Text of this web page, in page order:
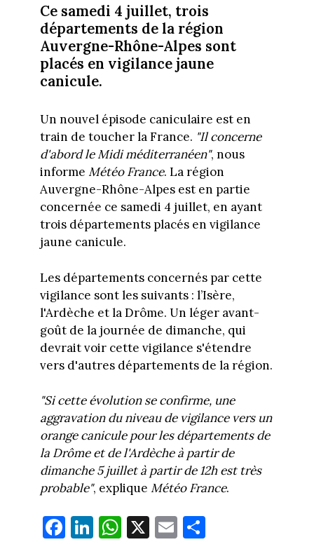
Ce samedi 4 juillet, trois
départements de la région
Auvergne-Rhône-Alpes sont
placés en vigilance jaune
canicule.
Un nouvel épisode caniculaire est en
train de toucher la France. "Il concerne
d'abord le Midi méditerranéen", nous
informe Météo France. La région
Auvergne-Rhône-Alpes est en partie
concernée ce samedi 4 juillet, en ayant
trois départements placés en vigilance
jaune canicule.
Les départements concernés par cette
vigilance sont les suivants : l’Isère,
l'Ardèche et la Drôme. Un léger avant-
goût de la journée de dimanche, qui
devrait voir cette vigilance s'étendre
vers d'autres départements de la région.
"Si cette évolution se confirme, une
aggravation du niveau de vigilance vers un
orange canicule pour les départements de
la Drôme et de l'Ardèche à partir de
dimanche 5 juillet à partir de 12h est très
probable", explique Météo France.
Fa Li W X E Pa